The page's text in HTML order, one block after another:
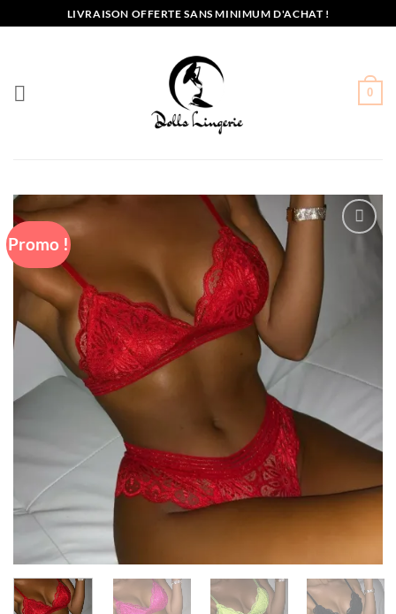
au
LIVRAISON OFFERTE SANS MINIMUM D'ACHAT !
0
Promo !